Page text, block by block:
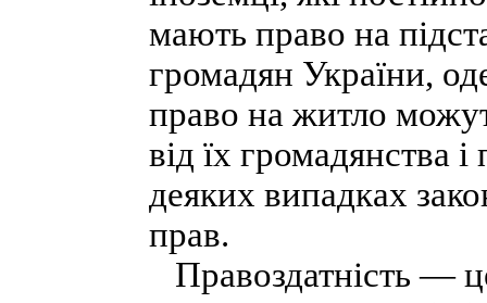
мають право на
громадян України,
право на житло
від їх громадянства
деяких випадках
прав.
Правоздатність —